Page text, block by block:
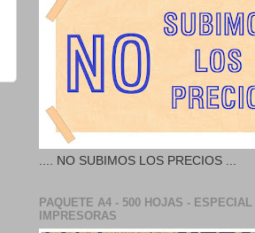
.... NO SUBIMOS LOS PRECIOS ...
PAQUETE A4 - 500 HOJAS - ESPECIAL
IMPRESORAS